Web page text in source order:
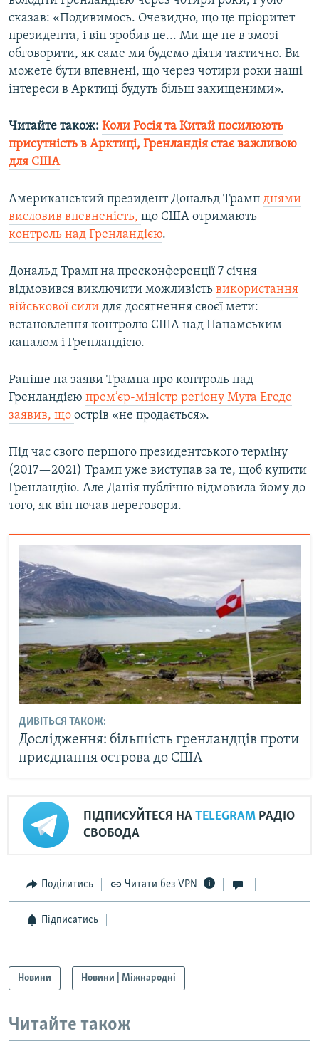
сказав: «Подивимось. Очевидно, що це пріоритет
президента, і він зробив це... Ми ще не в змозі
обговорити, як саме ми будемо діяти тактично. Ви
можете бути впевнені, що через чотири роки наші
інтереси в Арктиці будуть більш захищеними».
Читайте також: Коли Росія та Китай посилюють
присутність в Арктиці, Гренландія стає важливою
для США
Американський президент Дональд Трамп днями
висловив впевненість, що США отримають
контроль над Гренландією.
Дональд Трамп на пресконференції 7 січня
відмовився виключити можливість використання
військової сили для досягнення своєї мети:
встановлення контролю США над Панамським
каналом і Гренландією.
Раніше на заяви Трампа про контроль над
Гренландією прем’єр-міністр регіону Мута Егеде
заявив, що острів «не продається».
Під час свого першого президентського терміну
(2017—2021) Трамп уже виступав за те, щоб купити
Гренландію. Але Данія публічно відмовила йому до
того, як він почав переговори.
ДИВІТЬСЯ ТАКОЖ:
Дослідження: більшість гренландців проти
приєднання острова до США
ПІДПИСУЙТЕСЯ НА TELEGRAM РАДІО
СВОБОДА
Поділитись Читати без VPN
Підписатись
Новини Новини | Міжнародні
Читайте також